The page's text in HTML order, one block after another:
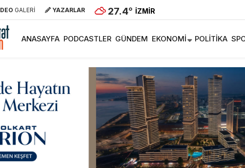
GALERİ YAZARLAR 27.4° İZMIR
ANASAYFA PODCASTLER GÜNDEM EKONOMI POLITIKA